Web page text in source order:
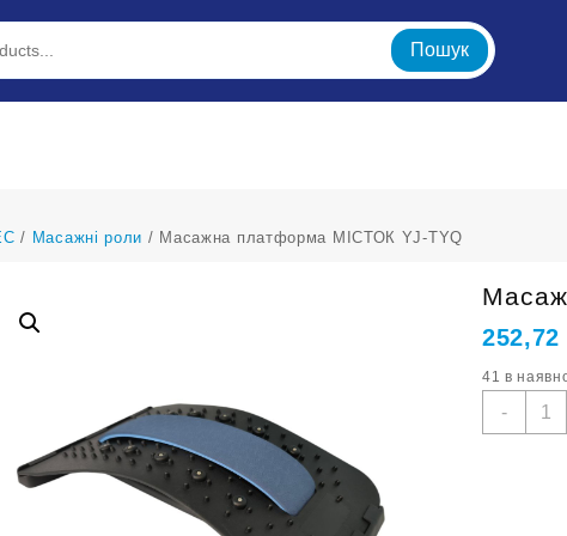
Пошук
/ Масажні роли / Масажна платформа МІСТОК YJ-TYQ
252,72
41 в
-